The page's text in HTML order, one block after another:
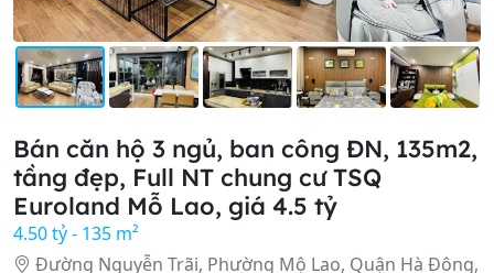
Bán căn hộ 3 ngủ, ban công ĐN, 135m2,
tầng đẹp, Full NT chung cư TSQ
Euroland Mỗ Lao, giá 4.5 tỷ
4.50 tỷ - 135 m²
Đường Nguyễn Trãi, Phường Mộ Lao, Quận Hà Đông,